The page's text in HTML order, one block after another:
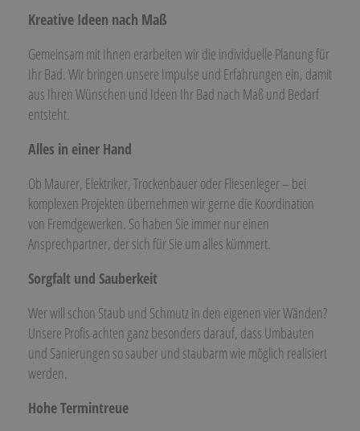
Kreative Ideen nach Maß
Gemeinsam mit Ihnen erarbeiten wir die individuelle Planung für
Ihr Bad. Wir bringen unsere Impulse und Erfahrungen ein, damit
aus Ihren Wünschen und Ideen Ihr Bad nach Maß und Bedarf
entsteht.
Alles in einer Hand
Ob Maurer, Elektriker, Trockenbauer oder Fliesenleger – bei
komplexen Projekten übernehmen wir gerne die Koordination
von Fremdgewerken. So haben Sie immer nur einen
Ansprechpartner, der sich für Sie um alles kümmert.
Sorgfalt und Sauberkeit
Wer will schon Staub und Schmutz in den eigenen vier Wänden?
Unsere Profis achten ganz besonders darauf, dass Umbauten
und Sanierungen so sauber und staubarm wie möglich realisiert
werden.
Hohe Termintreue